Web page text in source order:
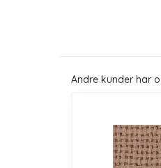
Andre kunder har